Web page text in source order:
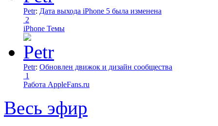
Petr: Дата выхода iPhone 5 была изменена
2
iPhone Темы
Petr: Обновлен движок и дизайн сообщества
1
Работа AppleFans.ru
Весь эфир